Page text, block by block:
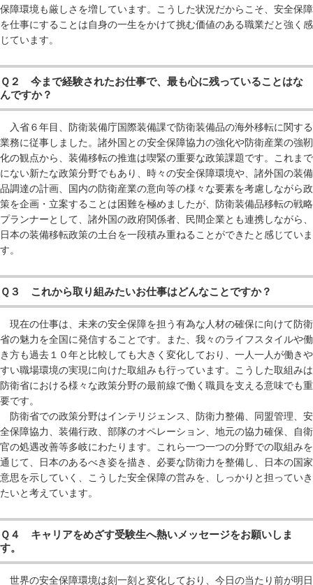
保障環境も厳しさを増しています。こうした状況だからこそ、安全保障
を仕事にすることは自身の一生をかけて挑む価値のある職業だと強く感
じています。
Ｑ２ 今まで経験されたお仕事で、最も心に残っていることはな
んですか？
入省６年目、防衛装備庁国際装備課で防衛装備品の海外移転に関する
業務に従事しました。諸外国との安全保障協力の強化や防衛産業の強靭
化の観点から、装備移転の推進は喫緊の重要な政策課題です。これまで
にない新たな政策分野でもあり、時々の安全保障環境や、諸外国の装備
品調達の計画、国内の防衛産業の意向等の様々な要素を考慮しながら政
策を企画・立案することは困難を極めましたが、防衛装備品移転の戦略
プランナーとして、諸外国の政府関係者、民間企業とも連携しながら、
日本の装備移転政策の土台を一段積み重ねることができたと感じていま
す。
Ｑ３ これから取り組みたいお仕事はどんなことですか？
現在の仕事は、未来の安全保障を担う有為な人材の確保に向けて防衛
省の魅力を全国に発信することです。また、我々のライフスタイルや働
き方も過去１０年と比較しても大きく変化しており、一人一人が働きや
すい職場環境の実現に向けた取組みも行っています。こうした取組みは
防衛省における様々な政策分野の最前線で働く職員を支える意味でも重
要です。
防衛省での政策分野はインテリジェンス、防衛力整備、同盟管理、安
全保障協力、装備行政、部隊のオペレーション、地元の協力確保、自衛
官の処遇改善等多岐にわたります。これら一つ一つの分野での取組みを
通じて、日本のあるべき姿を描き、必要な防衛力を整備し、日本の国家
意思を示していく、こうした安全保障の営みを、しっかりと担っていき
たいと考えています。
Ｑ４ キャリアをめざす受験生へ熱いメッセージをお願いしま
す。
世界の安全保障環境は刻一刻と変化しており、今日の当たり前が明日